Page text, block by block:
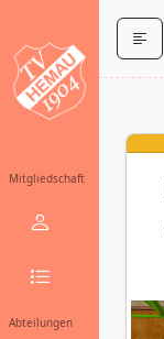
Mitgliedschaft
Abteilungen